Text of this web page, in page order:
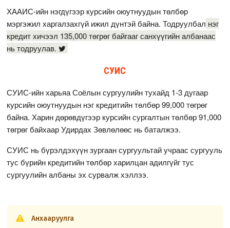
ХААИС-ийн нэгдүгээр курсийн оюутнуудын төлбөр
мэргэжил харгалзахгүй ижил дүнтэй байна. Тодруулбал нэг
кредит хичээл 135,000 төгрөг байгааг санхүүгийн албанаас
нь тодруулав.
СУИС
СУИС-ийн харьяа Соёлын сургуулийн тухайд 1-3 дугаар
курсийн оюутнуудын нэг кредитийн төлбөр 99,000 төгрөг
байна. Харин дөрөвдүгээр курсийн сургалтын төлбөр 91,000
төгрөг байхаар Удирдах Зөвлөлөөс нь баталжээ.
СУИС нь бүрэлдэхүүн зургаан сургуультай учраас сургууль
тус бүрийн кредитийн төлбөр харилцан адилгүйг тус
сургуулийн албаны эх сурвалж хэллээ.
Анхааруулга